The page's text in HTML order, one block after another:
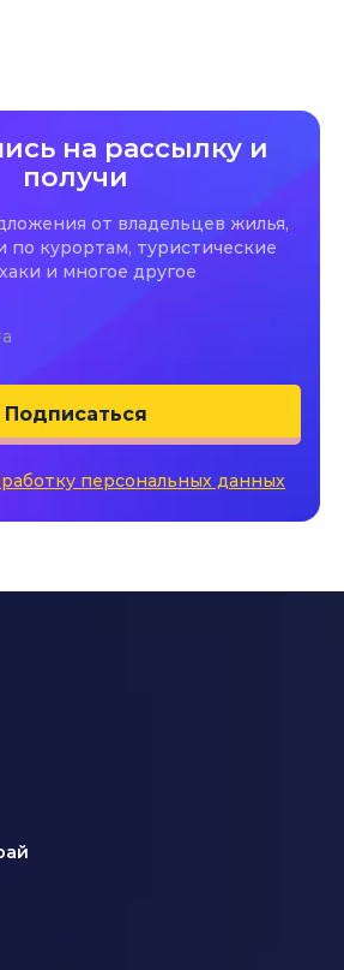
на рассылку и
получи
от владельцев жилья,
по курортам, туристические
и многое другое
Подписаться
персональных данных